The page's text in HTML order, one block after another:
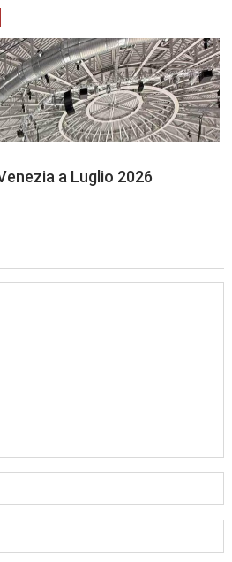
a Luglio 2026